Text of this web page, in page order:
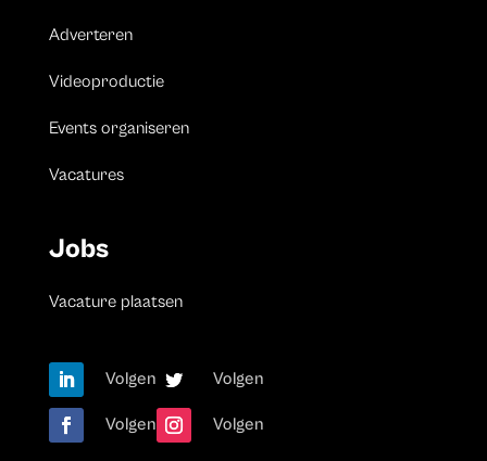
Adverteren
Videoproductie
Events organiseren
Vacatures
Jobs
Vacature plaatsen
Volgen Volgen
Volgen Volgen